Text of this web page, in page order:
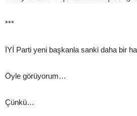
***
İYİ Parti yeni başkanla sanki daha bir
Öyle görüyorum…
Çünkü…